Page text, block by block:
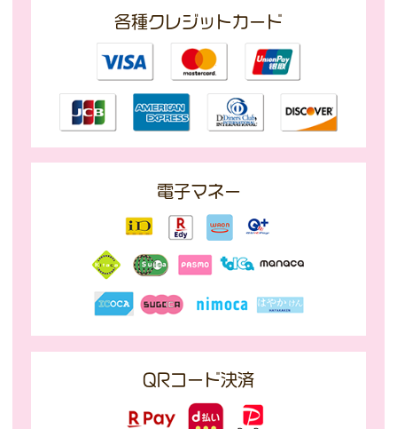
各種クレジットカード
電子マネー
QRコード決済